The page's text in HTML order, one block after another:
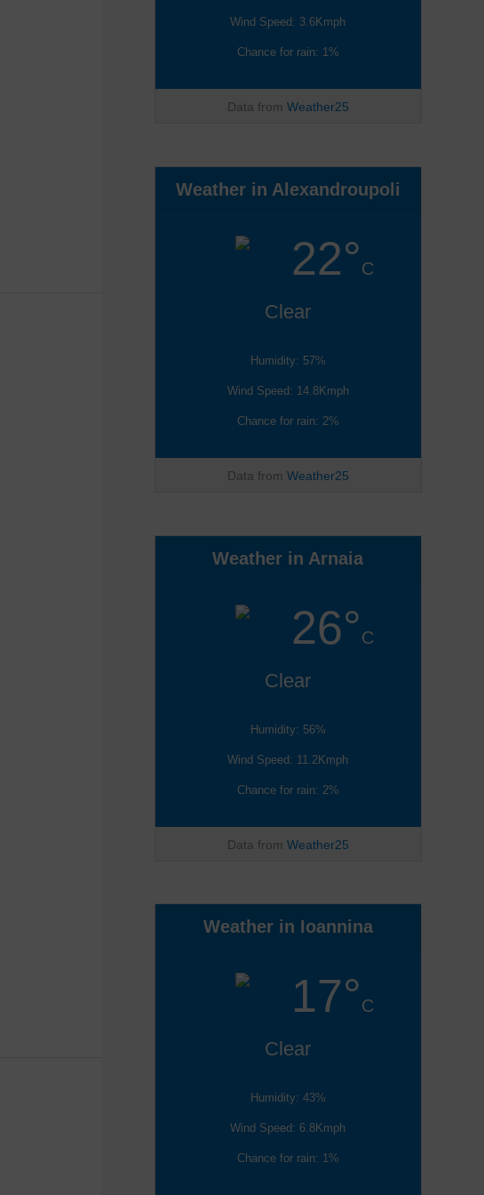
Wind Speed: 3.6Kmph
Chance for rain: 1%
Data from Weather25
Weather in Alexandroupoli
22°C
Clear
Humidity: 57%
Wind Speed: 14.8Kmph
Chance for rain: 2%
Data from Weather25
Weather in Arnaia
26°C
Clear
Humidity: 56%
Wind Speed: 11.2Kmph
Chance for rain: 2%
Data from Weather25
Weather in Ioannina
17°C
Clear
Humidity: 43%
Wind Speed: 6.8Kmph
Chance for rain: 1%